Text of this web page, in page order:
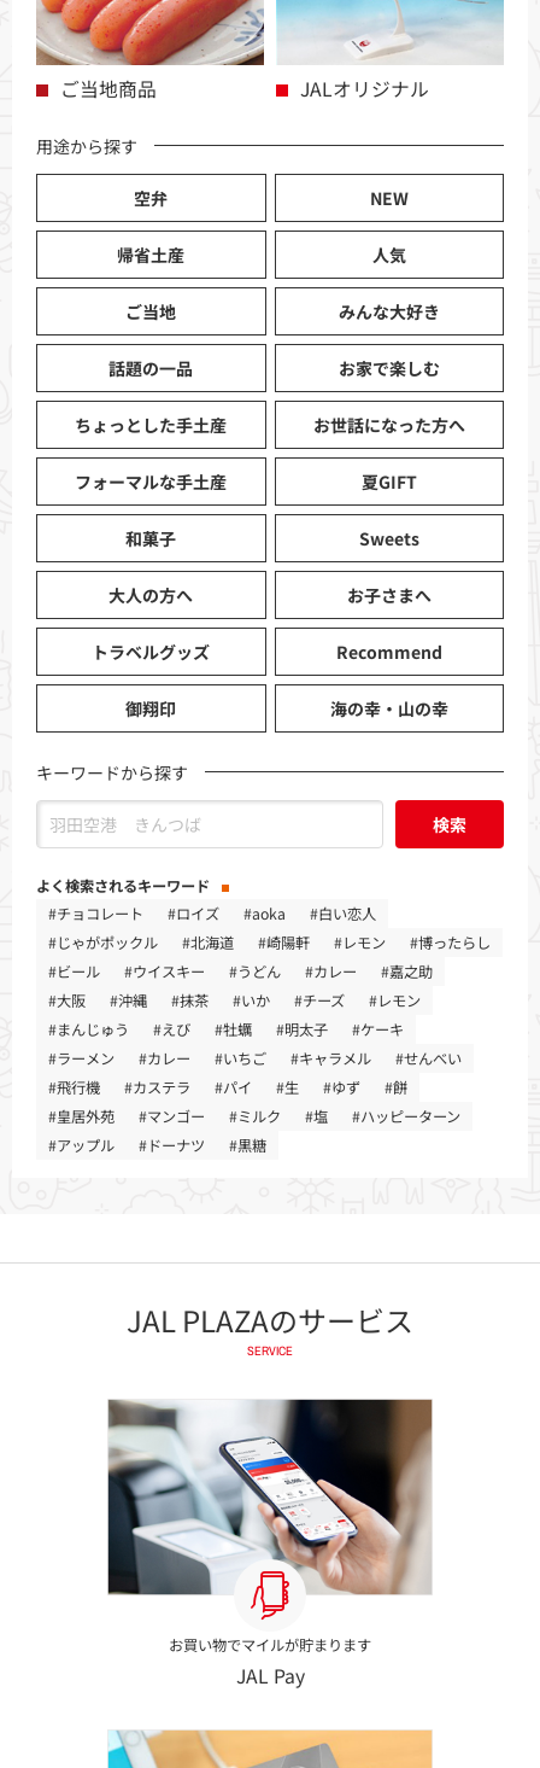
ご当地商品 JALオリジナル
用途から探す
空弁 NEW
帰省土産 人気
ご当地 みんな大好き
話題の一品 お家で楽しむ
ちょっとした手土産 お世話になった方へ
フォーマルな手土産 夏GIFT
和菓子 Sweets
大人の方へ お子さまへ
トラベルグッズ Recommend
御翔印 海の幸・山の幸
キーワードから探す
検索
よく検索されるキーワード
#チョコレート
#ロイズ #aoka
#白い恋人
#じゃがポックル
#北海道 #崎陽軒 #レモン
#博ったらし
#ビール
#ウイスキー #うどん #カレー
#嘉之助
#大阪
#沖縄 #抹茶 #いか #チーズ
#レモン
#まんじゅう
#えび #牡蠣 #明太子
#ケーキ
#ラーメン
#カレー #いちご #キャラメル
#せんべい
#飛行機
#カステラ #パイ #生 #ゆず
#餅
#皇居外苑
#マンゴー #ミルク #塩
#ハッピーターン
#アップル
#ドーナツ #黒糖
JAL PLAZAのサービス
SERVICE
お買い物でマイルが貯まります
JAL Pay